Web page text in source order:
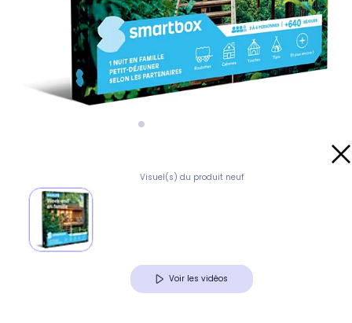
Visuel(s) du produit neuf
Voir les vidéos